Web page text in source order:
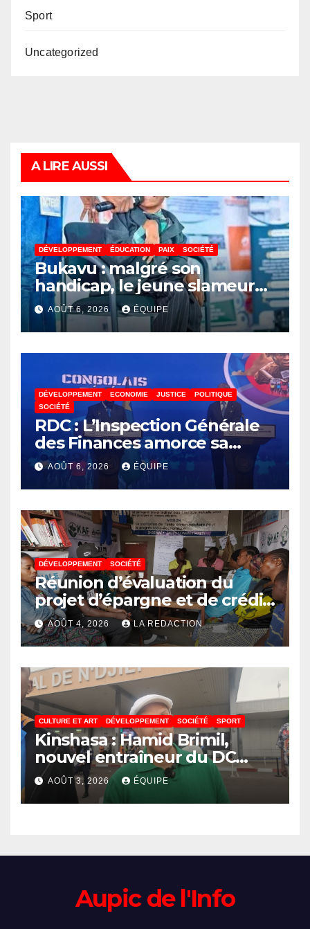
Sport
Uncategorized
A LIRE AUSSI
DÉVELOPPEMENT ÉDUCATION PAIX SOCIÉTÉ
Bukavu : malgré son
handicap, le jeune slameur
Akonkwa Kenyata Bernard
lance un appel à la solidarité
pour poursuivre ses études
AOÛT 6, 2026 ÉQUIPE
DÉVELOPPEMENT ECONOMIE JUSTICE
POLITIQUE
SOCIÉTÉ
RDC : L’Inspection Générale
des Finances amorce sa
révolution numérique pour
un contrôle permanent des
finances publiques
AOÛT 6, 2026 ÉQUIPE
DÉVELOPPEMENT SOCIÉTÉ
Réunion d’évaluation du
projet d’épargne et de crédit
de JIRANI MSAADA Asbl : des
résultats encourageants et
une expansion annoncée
AOÛT 4, 2026 LA REDACTION
CULTURE ET ART DÉVELOPPEMENT SOCIÉTÉ SPORT
Kinshasa : Hamid Brimil,
nouvel entraîneur du DC
Virunga sur place, cap sur les
préparatifs de la Coupe de la
Confédération de la CAF
AOÛT 3, 2026 ÉQUIPE
Aupic de l'Info